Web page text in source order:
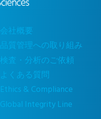
会社概要
品質管理への取り組み
検査・分析のご依頼
よくある質問
Ethics & Compliance
Global Integrity Line